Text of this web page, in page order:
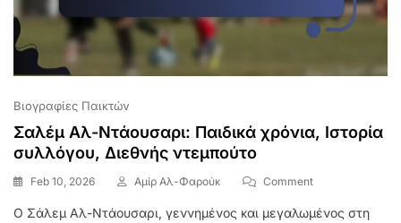
Βιογραφίες Παικτών
Σαλέμ Αλ-Ντάουσαρι: Παιδικά χρόνια, Ιστορία
συλλόγου, Διεθνής ντεμπούτο
Feb 10, 2026 Αμίρ Αλ-Φαρούκ CommentOn
Αλ-
Ο Σάλεμ Αλ-Ντάουσαρι, γεννημένος και μεγαλωμένος στη